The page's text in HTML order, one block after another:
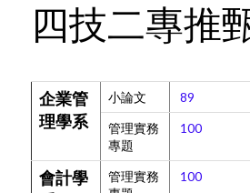
四技二專推
企業管
理學系
小論文
89
管理實務
專題
100
會計學
管理實務
100